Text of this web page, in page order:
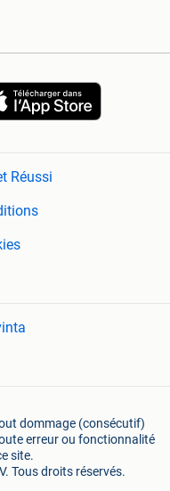
Réussi
dommage (consécutif)
erreur ou fonctionnalité
site.
Tous droits réservés.